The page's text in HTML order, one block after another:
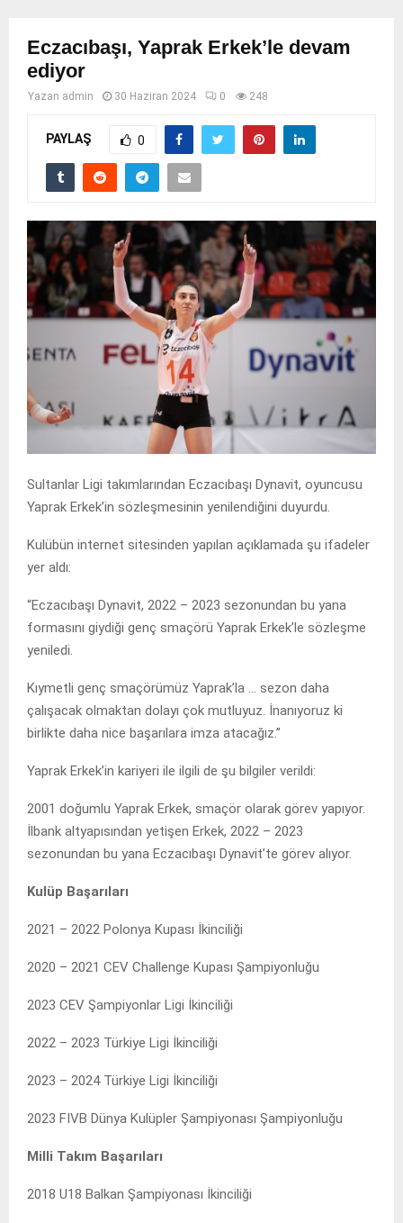
Eczacıbaşı, Yaprak Erkek’le devam
ediyor
Yazan admin 30 Haziran 2024 0 248
PAYLAŞ 0
Sultanlar Ligi takımlarından Eczacıbaşı Dynavit, oyuncusu
Yaprak Erkek’in sözleşmesinin yenilendiğini duyurdu.
Kulübün internet sitesinden yapılan açıklamada şu ifadeler
yer aldı:
“Eczacıbaşı Dynavit, 2022 – 2023 sezonundan bu yana
formasını giydiği genç smaçörü Yaprak Erkek’le sözleşme
yeniledi.
Kıymetli genç smaçörümüz Yaprak’la … sezon daha
çalışacak olmaktan dolayı çok mutluyuz. İnanıyoruz ki
birlikte daha nice başarılara imza atacağız.”
Yaprak Erkek’in kariyeri ile ilgili de şu bilgiler verildi:
2001 doğumlu Yaprak Erkek, smaçör olarak görev yapıyor.
İlbank altyapısından yetişen Erkek, 2022 – 2023
sezonundan bu yana Eczacıbaşı Dynavit’te görev alıyor.
Kulüp Başarıları
2021 – 2022 Polonya Kupası İkinciliği
2020 – 2021 CEV Challenge Kupası Şampiyonluğu
2023 CEV Şampiyonlar Ligi İkinciliği
2022 – 2023 Türkiye Ligi İkinciliği
2023 – 2024 Türkiye Ligi İkinciliği
2023 FIVB Dünya Kulüpler Şampiyonası Şampiyonluğu
Milli Takım Başarıları
2018 U18 Balkan Şampiyonası İkinciliği